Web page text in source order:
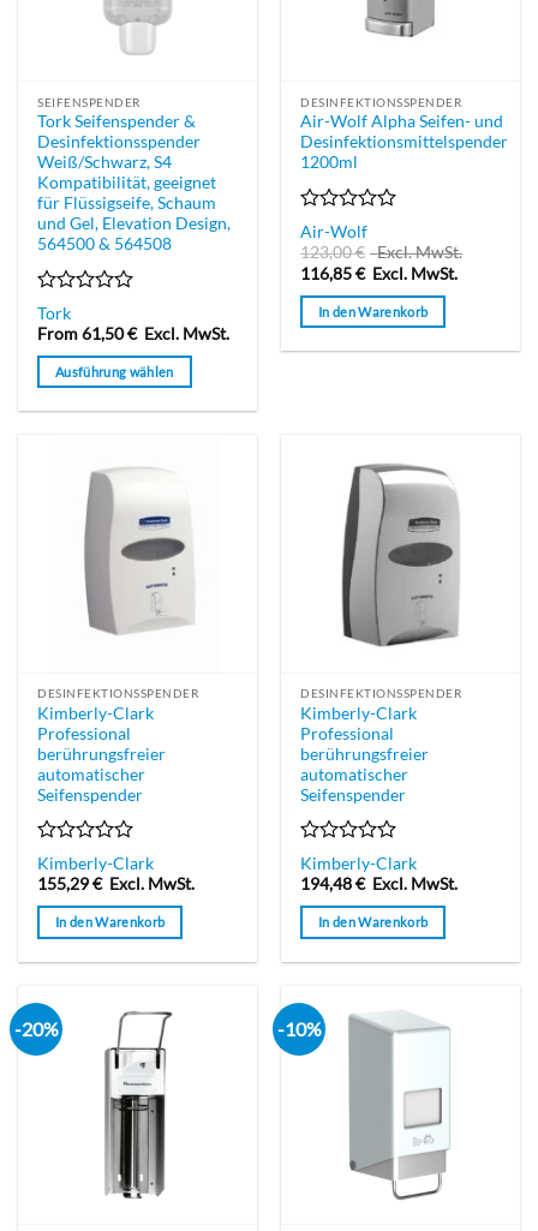
SEIFENSPENDER
Tork Seifenspender &
Desinfektionsspender
Weiß/Schwarz, S4
Kompatibilität, geeignet
für Flüssigseife, Schaum
und Gel, Elevation Design,
564500 & 564508
Bewertet
mit
0
von
5
Tork
From61,50€ Excl. MwSt.
Ausführung wählen
mehrere
Varianten
Optionen
können
gewählt
werden
DESINFEKTIONSSPENDER
Air-Wolf Alpha Seifen- und
Desinfektionsmittelspender
1200ml
Bewertet
mit
0
von
5
Air-Wolf
123,00€
Excl. MwSt.
116,85€ Excl. MwSt.
In den Warenkorb
DESINFEKTIONSSPENDER
Kimberly-Clark
Professional
berührungsfreier
automatischer
Seifenspender
Bewertet
mit
0
von
5
Kimberly-Clark
155,29€ Excl. MwSt.
In den Warenkorb
DESINFEKTIONSSPENDER
Kimberly-Clark
Professional
berührungsfreier
automatischer
Seifenspender
Bewertet
mit
0
von
5
Kimberly-Clark
194,48€ Excl. MwSt.
In den Warenkorb
-20% -10%